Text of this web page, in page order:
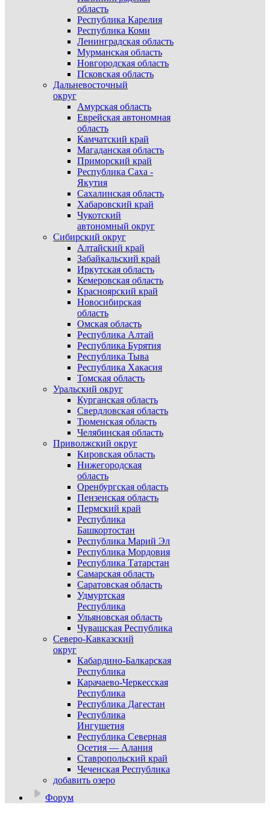
область
Республика Карелия
Республика Коми
Ленинградская область
Мурманская область
Новгородская область
Псковская область
Дальневосточный
округ
Амурская область
Еврейская автономная
область
Камчатский край
Магаданская область
Приморский край
Республика Саха -
Якутия
Сахалинская область
Хабаровский край
Чукотский
автономный округ
Сибирский округ
Алтайский край
Забайкальский край
Иркутская область
Кемеровская область
Красноярский край
Новосибирская
область
Омская область
Республика Алтай
Республика Бурятия
Республика Тыва
Республика Хакасия
Томская область
Уральский округ
Курганская область
Свердловская область
Тюменская область
Челябинская область
Приволжский округ
Кировская область
Нижегородская
область
Оренбургская область
Пензенская область
Пермский край
Республика
Башкортостан
Республика Марий Эл
Республика Мордовия
Республика Татарстан
Самарская область
Саратовская область
Удмуртская
Республика
Ульяновская область
Чувашская Республика
Северо-Кавказский
округ
Кабардино-Балкарская
Республика
Карачаево-Черкесская
Республика
Республика Дагестан
Республика
Ингушетия
Республика Северная
Осетия — Алания
Ставропольский край
Чеченская Республика
добавить озеро
Форум